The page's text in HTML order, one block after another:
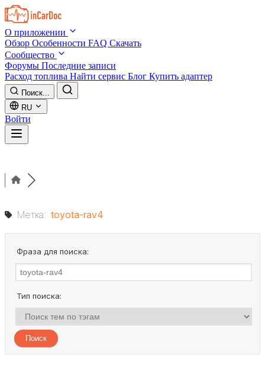
Skip to main content
О приложении
Обзор Особенности FAQ Скачать
Сообщество
Форумы Последние записи
Расход топлива Найти сервис Блог Купить адаптер
Поиск...
RU
Войти
Метка: toyota-rav4
Фраза для поиска:
Тип поиска: